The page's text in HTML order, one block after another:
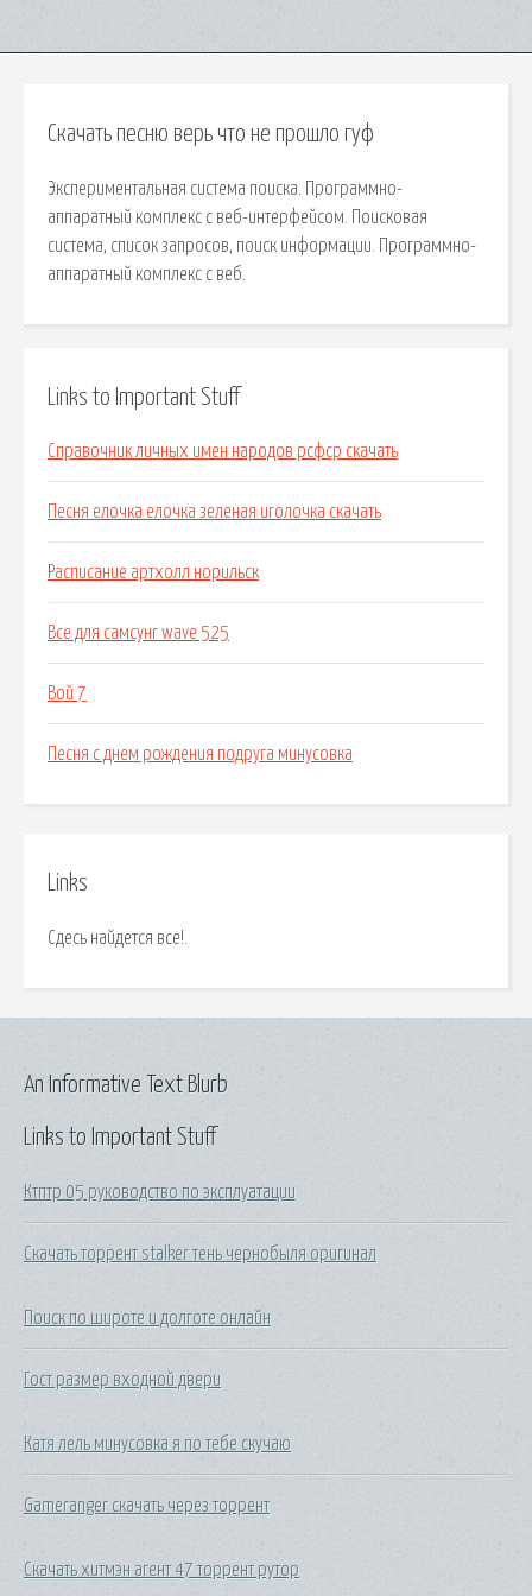
Скачать песню верь что не прошло гуф
Экспериментальная система поиска. Программно-
аппаратный комплекс с веб-интерфейсом. Поисковая
сиcтема, список запросов, поиск информации. Программно-
аппаратный комплекс с веб.
Links to Important Stuff
Справочник личных имен народов рсфср скачать
Песня елочка елочка зеленая иголочка скачать
Расписание артхолл норильск
Все для самсунг wave 525
Вой 7
Песня с днем рождения подруга минусовка
Links
Сдесь найдется все!.
Links to Important Stuff
Ктптр 05 руководство по эксплуатации
Скачать торрент stalker тень чернобыля оригинал
Поиск по широте и долготе онлайн
Гост размер входной двери
Катя лель минусовка я по тебе скучаю
Gameranger скачать через торрент
Скачать хитмэн агент 47 торрент рутор
An Informative Text Blurb